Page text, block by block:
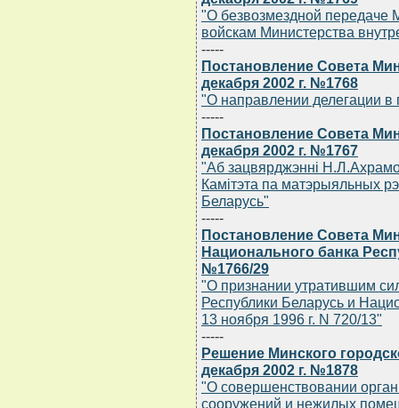
"О безвозмездной передаче
войскам Министерства
-----
Постановление Совета
декабря 2002 г. №1768
"О направлении делегации в
-----
Постановление Совета
декабря 2002 г. №1767
"Аб зацвярджэннi
Камiтэта па матэрыяльных
Беларусь"
-----
Постановление Совета
Национального банка
№1766/29
"О признании утратившим
Республики Беларусь и
13 ноября 1996 г. N 720/13"
-----
Решение Минского
декабря 2002 г. №1878
"О совершенствовании
сооружений и нежилых